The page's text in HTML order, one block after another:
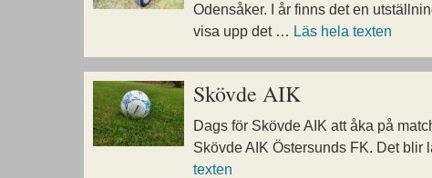
Odensåker. I år finns det en
visa upp det … Läs hela texten
Skövde AIK
Dags för Skövde AIK att åka på
Skövde AIK Östersunds FK. Det
texten